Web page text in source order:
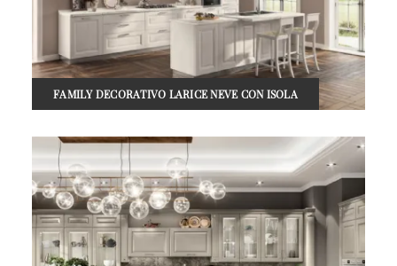
FAMILY DECORATIVO LARICE NEVE CON ISOLA